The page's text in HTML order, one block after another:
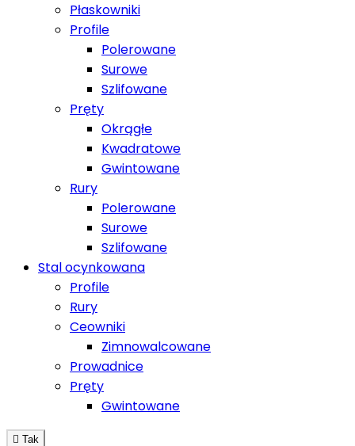
Płaskowniki
Profile
Polerowane
Surowe
Szlifowane
Pręty
Okrągłe
Kwadratowe
Gwintowane
Rury
Polerowane
Surowe
Szlifowane
Stal ocynkowana
Profile
Rury
Ceowniki
Zimnowalcowane
Prowadnice
Pręty
Gwintowane
 Tak